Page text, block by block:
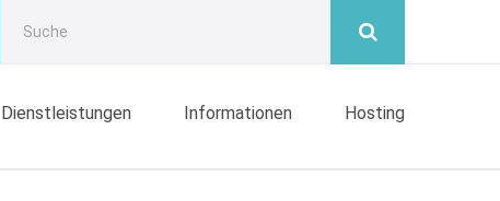
Dienstleistungen Informationen Hosting